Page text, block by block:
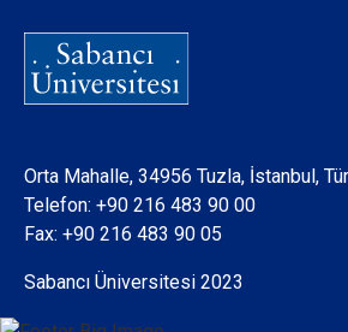
Orta Mahalle, 34956 Tuzla, İstanbul,
Telefon: +90 216 483 90 00
Fax: +90 216 483 90 05
Sabancı Üniversitesi 2023